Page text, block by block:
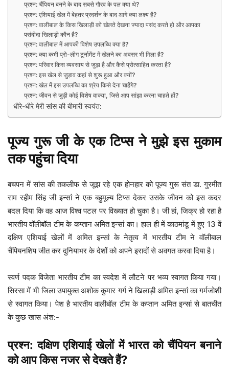
प्रश्न: चैंपियन बनने के बाद सबसे गौरव के पल क्या थे?
प्रश्न: एशियाई खेल में बेहतर प्रदर्शन के बाद आगे क्या लक्ष्य है?
प्रश्न: वालीबाल के किस खिलाड़ी को खेलते देखना ज्यादा पसंद करते हो और आपका
पसंदीदा खिलाड़ी कौन है?
प्रश्न: वालीबाल में आपकी विशेष उपलब्धि क्या है?
प्रश्न: क्या कभी प्रो-लीग टूर्नामेंट में खेलने का अवसर भी मिला है?
प्रश्न: परिवार किस व्यवसाय से जुड़ा है और कैसे प्रोत्साहित करता है?
प्रश्न: इस खेल से जुड़ाव कहां से शुरू हुआ और क्यों?
प्रश्न: खेल में इस उपलब्धि का श्रेय किसे देना चाहेंगे?
प्रश्न: जीवन से जुड़ी कोई विशेष वाक्या, जिसे आप सांझा करना चाहते हों?
धीरे-धीरे मेरी सांस की बीमारी स्वयंत:
पूज्य गुरू जी के एक टिप्स ने मुझे इस मुकाम
तक पहुंचा दिया
बचपन में सांस की तकलीफ से जूझ रहे एक होनहार को पूज्य गुरू संत डा. गुरमीत
राम रहीम सिंह जी इन्सां ने एक बहुमूल्य टिप्स देकर उसके जीवन को इस कदर
बदल दिया कि वह आज विश्व पटल पर विख्यात हो चुका है। जी हां, जिक्र हो रहा है
भारतीय वॉलीबॉल टीम के कप्तान अमित इन्सां का। हाल ही में काठमांडू में हुए 13 वें
दक्षिण एशियाई खेलों में अमित इन्सां के नेतृत्व में भारतीय टीम ने वॉलीबाल
चैंपियनशिप जीत कर दुनियाभर के देशों को अपने इरादों से अवगत करवा दिया है।
स्वर्ण पदक विजेता भारतीय टीम का स्वदेश में लौटने पर भव्य स्वागत किया गया।
सिरसा में भी जिला उपायुक्त अशोक कुमार गर्ग ने खिलाड़ी अमित इन्सां का गर्मजोशी
से स्वागत किया। पेश है भारतीय वालीबॉल टीम के कप्तान अमित इन्सां से बातचीत
के कुछ खास अंश:-
प्रश्न: दक्षिण एशियाई खेलों में भारत को चैंपियन बनाने
को आप किस नजर से देखते हैं?